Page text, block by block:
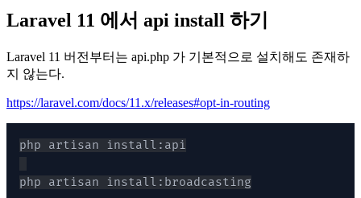
Laravel 11 에서 api install 하기
Laravel 11 버전부터는 api.php 가 기본적으로 설치해도 존재하
지 않는다.
https://laravel.com/docs/11.x/releases#opt-in-routing
php artisan install:broadcasting